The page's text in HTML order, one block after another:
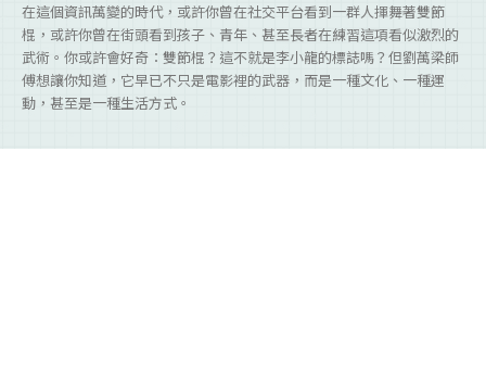
在這個資訊萬變的時代，或許你曾在社交平台看到一群人揮舞著雙節
棍，或許你曾在街頭看到孩子、青年、甚至長者在練習這項看似激烈的
武術。你或許會好奇：雙節棍？這不就是李小龍的標誌嗎？但劉萬梁師
傅想讓你知道，它早已不只是電影裡的武器，而是一種文化、一種運
動，甚至是一種生活方式。